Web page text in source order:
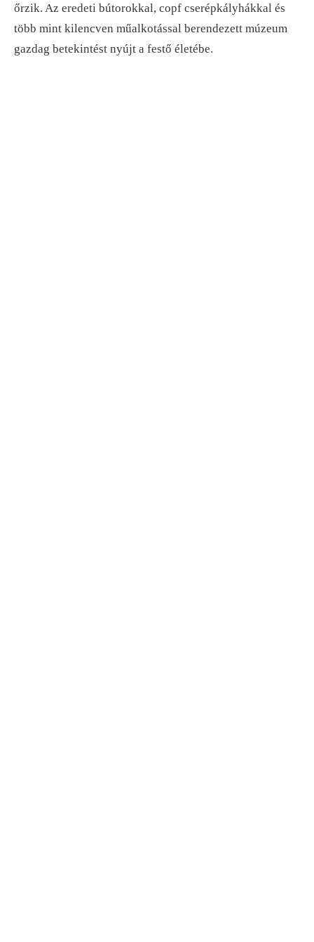
őrzik. Az eredeti bútorokkal, copf cserépkályhákkal és
több mint kilencven műalkotással berendezett múzeum
gazdag betekintést nyújt a festő életébe.